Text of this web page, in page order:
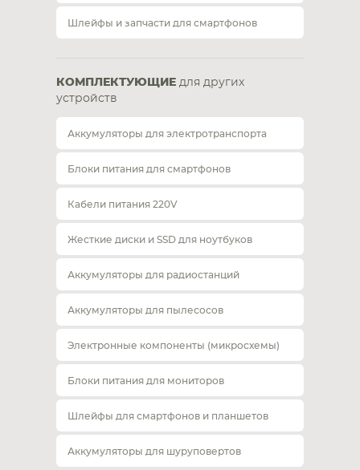
Шлейфы и запчасти для смартфонов
КОМПЛЕКТУЮЩИЕ для других
устройств
Аккумуляторы для электротранспорта
Блоки питания для смартфонов
Кабели питания 220V
Жесткие диски и SSD для ноутбуков
Аккумуляторы для радиостанций
Аккумуляторы для пылесосов
Электронные компоненты (микросхемы)
Блоки питания для мониторов
Шлейфы для смартфонов и планшетов
Аккумуляторы для шуруповертов